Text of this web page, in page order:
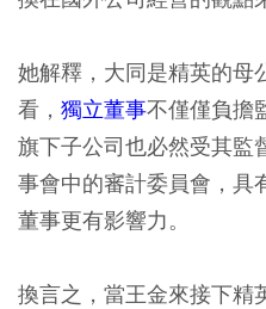
她解釋，大同是精英的母
看， 獨立董事不僅僅負擔
旗下子公司也必然受其監
事會中的審計委員會，具
董事更有影響力。
換言之，當王金來接下精